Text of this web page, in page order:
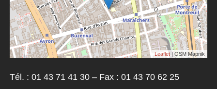
Leaflet | OSM Mapnik
Tél. : 01 43 71 41 30 – Fax : 01 43 70 62 25